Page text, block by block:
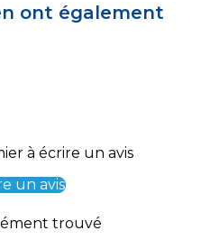
ont également
à écrire un avis
un avis
trouvé